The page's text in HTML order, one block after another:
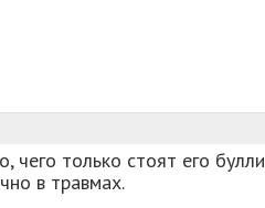
чего только стоят его
в травмах.